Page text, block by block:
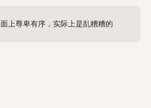
上尊卑有序，实际上是乱糟糟的